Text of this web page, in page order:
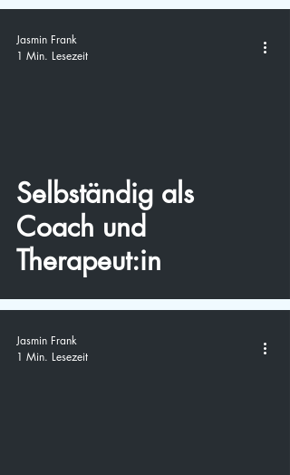
Selbständig als
Coach und
Therapeut:in
Jasmin Frank
1 Min. Lesezeit
Jasmin Frank
1 Min. Lesezeit